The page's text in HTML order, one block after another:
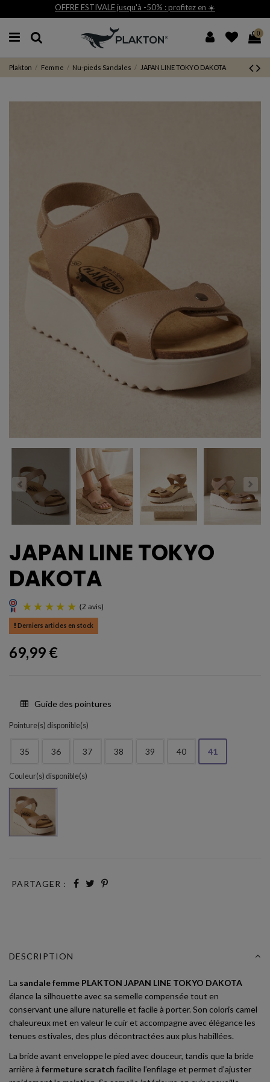
Livraison et retour gratuit 30j*
0
Plakton Femme Nu-pieds Sandales JAPAN LINE TOKYO DAKOTA
JAPAN LINE TOKYO
DAKOTA
Derniers articles en stock
69,99 €
Guide des pointures
Pointure(s) disponible(s)
35 36 37 38 39 40 41
Couleur(s) disponible(s)
Miel
PARTAGER :
DESCRIPTION
La sandale femme PLAKTON JAPAN LINE TOKYO DAKOTA
élance la silhouette avec sa semelle compensée tout en
conservant une allure naturelle et facile à porter. Son coloris camel
chaleureux met en valeur le cuir et accompagne avec élégance les
tenues estivales, des plus décontractées aux plus habillées.
La bride avant enveloppe le pied avec douceur, tandis que la bride
arrière à fermeture scratch facilite l’enfilage et permet d’ajuster